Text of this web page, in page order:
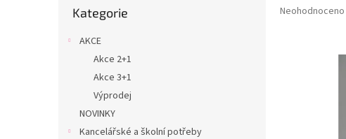
kategorie
Kategorie
AKCE
Akce 2+1
Akce 3+1
Výprodej
NOVINKY
Kancelářské a školní potřeby
Průměrné
Neohodnoceno